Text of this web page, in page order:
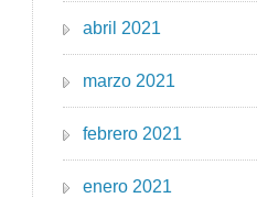
abril 2021
marzo 2021
febrero 2021
enero 2021